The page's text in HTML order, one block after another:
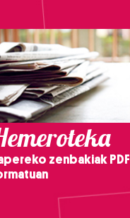
zenbakiak PDF